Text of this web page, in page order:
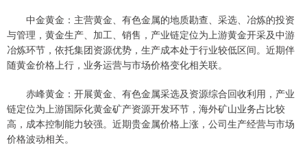
中金黄金：主营黄金、有色金属的地质勘查、采选、冶炼的投资
与管理，黄金生产、加工、销售，产业链定位为上游黄金开采及中游
冶炼环节，依托集团资源优势，生产成本处于行业较低区间。近期伴
随黄金价格上行，业务运营与市场价格变化相关联。
赤峰黄金：开展黄金、有色金属采选及资源综合回收利用，产业
链定位为上游国际化黄金矿产资源开发环节，海外矿山业务占比较
高，成本控制能力较强。近期贵金属价格上涨，公司生产经营与市场
价格波动相关。